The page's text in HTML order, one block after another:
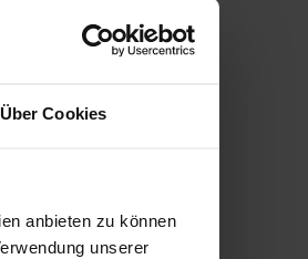
Über Cookies
anbieten zu können
unserer